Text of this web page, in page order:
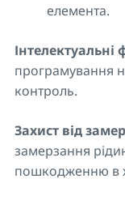
елемента.
Інтелектуальні
програмування
контроль.
Захист від
замерзання
пошкодженню в